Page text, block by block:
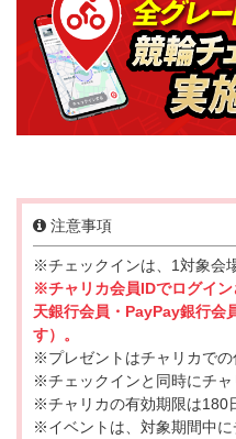
注意事項
※チェックインは、1対象会
※チャリカ会員IDでログイ
天銀行会員・PayPay銀行会
す）。
※プレゼントはチャリカでの
※チェックインと同時にチャ
※チャリカの有効期限は180
※イベントは、対象期間中